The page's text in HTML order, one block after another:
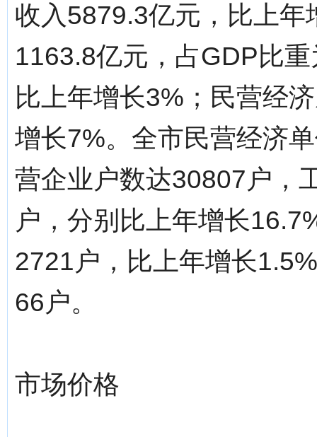
收入5879.3亿元，比上
1163.8亿元，占GDP比
比上年增长3%；民营经
增长7%。全市民营经济
营企业户数达30807户，
户，分别比上年增长
2721户，比上年增长
66户。
市场价格